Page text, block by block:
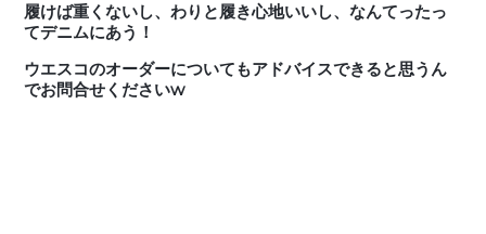
履けば重くないし、わりと履き心地いいし、なんてったっ
てデニムにあう！
ウエスコのオーダーについてもアドバイスできると思うん
でお問合せくださいw